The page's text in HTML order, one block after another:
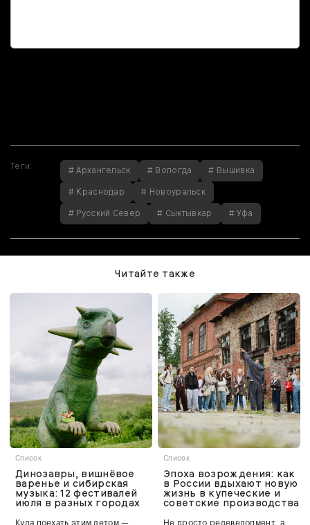
Теги: # Архангельск # Вологда
# Вышивка
# Краснодар
# Новоуральск
# Русский Север
# Сыктывкар # Уфа
Читайте также
Список
Динозавры, вишнёвое
варенье и сибирская
музыка: 12 фестивалей
июля в разных городах
Куда поехать этим летом —
Список
Эпоха возрождения: как
в России вдыхают новую
жизнь в купеческие и
советские производства
Не просто редевелопмент, а